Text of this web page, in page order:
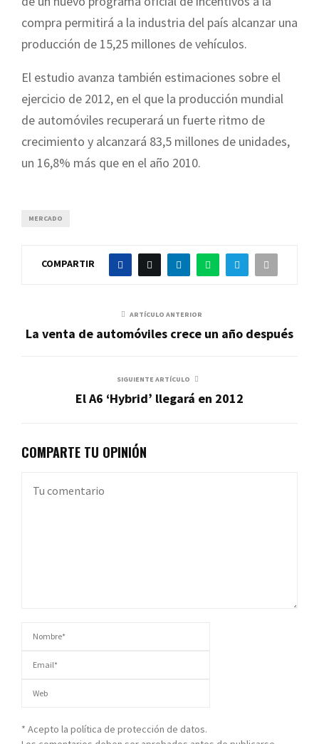
compra permitirá a la industria del país alcanzar una
producción de 15,25 millones de vehículos.
El estudio avanza también estimaciones sobre el
ejercicio de 2012, en el que la producción mundial
de automóviles recuperará un fuerte ritmo de
crecimiento y alcanzará 83,5 millones de unidades,
un 16,8% más que en el año 2010.
MERCADO
COMPARTIR
ARTÍCULO ANTERIOR
La venta de automóviles crece un año después
SIGUIENTE ARTÍCULO
El A6 ‘Hybrid’ llegará en 2012
COMPARTE TU OPINIÓN
* Acepto la política de protección de datos.